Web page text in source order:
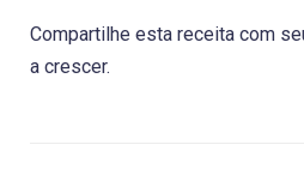
Compartilhe esta receita com
a crescer.